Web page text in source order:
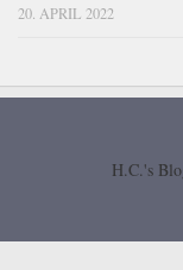
20. APRIL 2022
H.C.'s